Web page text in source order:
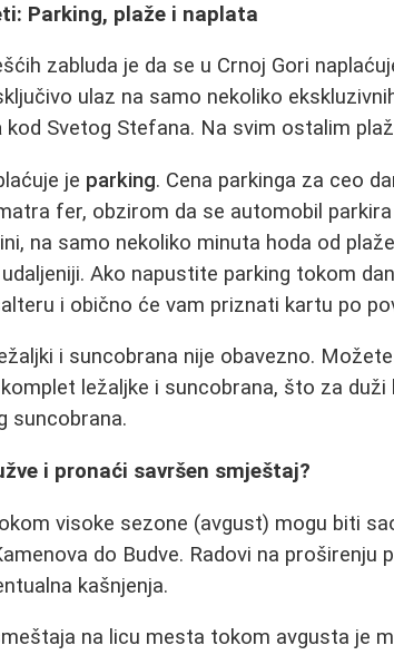
Parking, plaže i naplata
zabluda je da se u Crnoj Gori
ulaz na samo nekoliko
kod Svetog Stefana. Na svim ostalim
je parking. Cena parkinga za ceo
fer, obzirom da se automobil
na samo nekoliko minuta hoda od
Ako napustite parking tokom
i obično će vam priznati kartu po
i suncobrana nije obavezno.
ležaljke i suncobrana, što za
suncobrana.
i pronaći savršen smještaj?
visoke sezone (avgust) mogu biti
do Budve. Radovi na proširenju
kašnjenja.
na licu mesta tokom avgusta je